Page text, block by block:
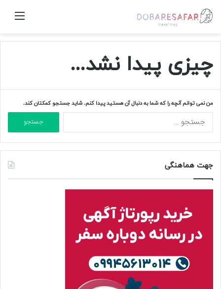
منو
چیزی پیدا نشد...
من نمی توانم آنچه را که شما به دنبال آن هستید پیدا کنم. شاید جستجو کمکتان کند.
جستجو
جهت هماهنگی